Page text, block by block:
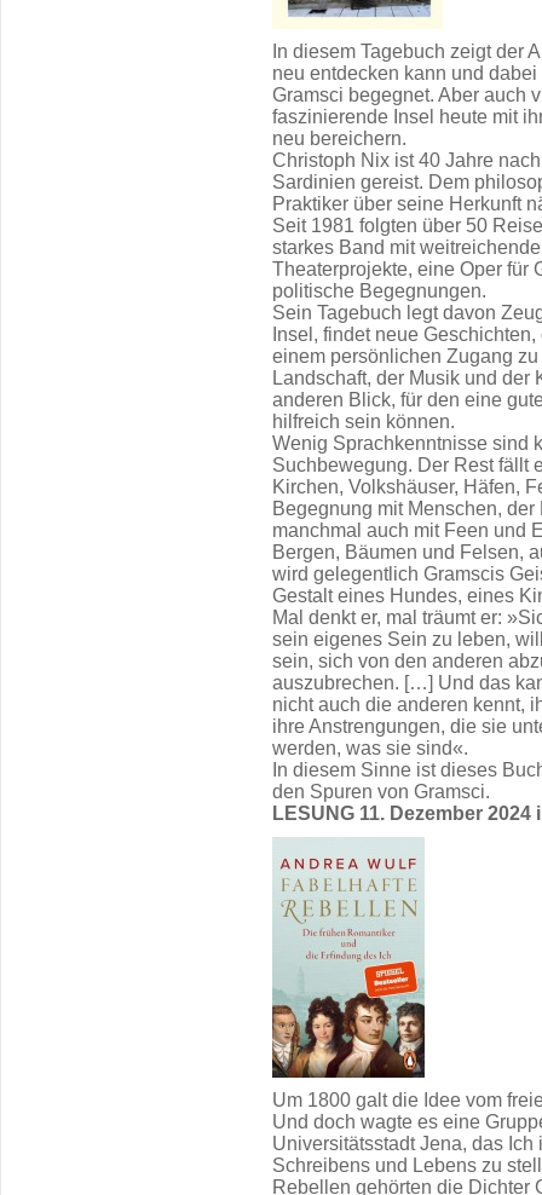
In diesem Tagebuch zeigt der
neu entdecken kann und
Gramsci begegnet. Aber auch
faszinierende Insel heute mit
neu bereichern.
Christoph Nix ist 40 Jahre
Sardinien gereist. Dem
Praktiker über seine Herkunft
Seit 1981 folgten über 50
starkes Band mit
Theaterprojekte, eine Oper für
politische Begegnungen.
Sein Tagebuch legt davon
Insel, findet neue
einem persönlichen Zugang
Landschaft, der Musik und der
anderen Blick, für den eine
hilfreich sein können.
Wenig Sprachkenntnisse sind
Suchbewegung. Der Rest fällt
Kirchen, Volkshäuser, Häfen,
Begegnung mit Menschen,
manchmal auch mit Feen und
Bergen, Bäumen und Felsen,
wird gelegentlich Gramscis
Gestalt eines Hundes, eines
Mal denkt er, mal träumt er:
sein eigenes Sein zu leben,
sein, sich von den anderen
auszubrechen. […] Und das
nicht auch die anderen kennt,
ihre Anstrengungen, die sie
werden, was sie sind«.
In diesem Sinne ist dieses
den Spuren von Gramsci.
LESUNG 11. Dezember
Um 1800 galt die Idee vom
Und doch wagte es eine
Universitätsstadt Jena, das
Schreibens und Lebens zu
Rebellen gehörten die Dichter